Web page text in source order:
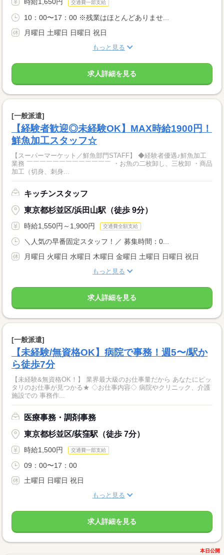
時給1,650円 交通費一部支給
10：00〜17：00 ※残業はほとんどありませ...
月曜日 土曜日 日曜日 祝日
もっと見る
求人詳細を見る
[一般派遣]
【経験者歓迎◎未経験OK】MAX時給1900円！
鮮魚加工スタッフ☆
【スーパーマーケット／鮮魚部門STAFF】 ◆経験者優遇♪鮮魚加工
業務 ￣￣￣￣￣￣￣￣￣￣￣￣￣ ・お魚の二枚卸し、三枚卸 ・商品
加工（切身、刺身...
キッチンスタッフ
東京都杉並区/浜田山駅（徒歩 9分）
時給1,550円～1,900円 交通費全額支給
＼人気の早番固定スタッフ！／ 募集時間：0...
月曜日 火曜日 水曜日 木曜日 金曜日 土曜日 日曜日 祝日
もっと見る
求人詳細を見る
[一般派遣]
【未経験/無資格OK】病院で事務！週5〜/駅か
ら徒歩7分
【未経験&無資格OK！】 業界最大級のお仕事量だから あなたにピッ
タリのお仕事が見つかる★ ◇お仕事内容◇ 病院やクリニック、介護
施設での 事務作...
医療事務・調剤事務
東京都杉並区/荻窪駅（徒歩 7分）
時給1,500円 交通費一部支給
09：00〜17：00
土曜日 日曜日 祝日
もっと見る
求人詳細を見る
本日公開